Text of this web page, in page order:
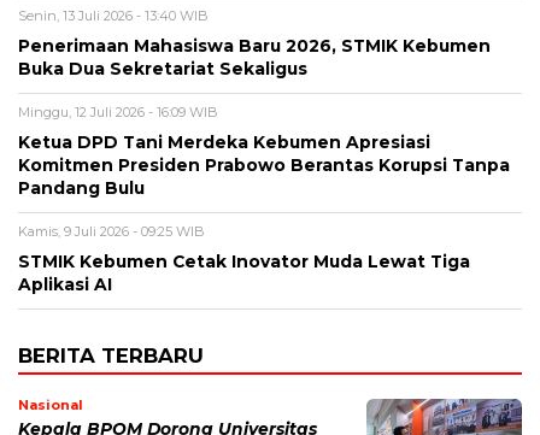
Senin, 13 Juli 2026 - 13:40 WIB
Penerimaan Mahasiswa Baru 2026, STMIK Kebumen
Buka Dua Sekretariat Sekaligus
Minggu, 12 Juli 2026 - 16:09 WIB
Ketua DPD Tani Merdeka Kebumen Apresiasi
Komitmen Presiden Prabowo Berantas Korupsi Tanpa
Pandang Bulu
Kamis, 9 Juli 2026 - 09:25 WIB
STMIK Kebumen Cetak Inovator Muda Lewat Tiga
Aplikasi AI
BERITA TERBARU
Nasional
Kepala BPOM Dorong Universitas